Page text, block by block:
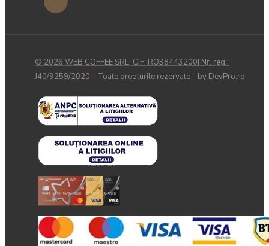
© 2026 WEB COFFEE SRL, CIF: RO38443200| Nr. reg.:
J40/9259/2020 - Toate drepturile rezervate - by DevPro.ro